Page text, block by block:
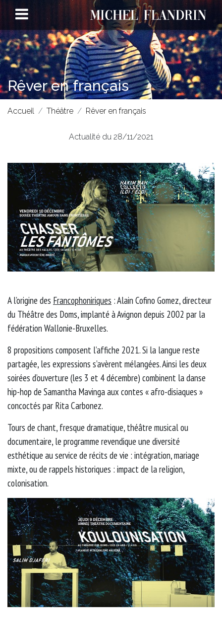
Rêver en français
Accueil Théâtre Rêver en français
Actualité du 28/11/2021
A l’origine des Francophoniriques : Alain Cofino Gomez, directeur
du Théâtre des Doms, implanté à Avignon depuis 2002 par la
fédération Wallonie-Bruxelles.
8 propositions composent l’affiche 2021. Si la langue reste
partagée, les expressions s’avèrent mélangées. Ainsi les deux
soirées d’ouverture (les 3 et 4 décembre) combinent la danse
hip-hop de Samantha Mavinga aux contes « afro-disiaques »
concoctés par Rita Carbonez.
Tours de chant, fresque dramatique, théâtre musical ou
documentaire, le programme revendique une diversité
esthétique au service de récits de vie : intégration, mariage
mixte, ou de rappels historiques : impact de la religion,
colonisation.